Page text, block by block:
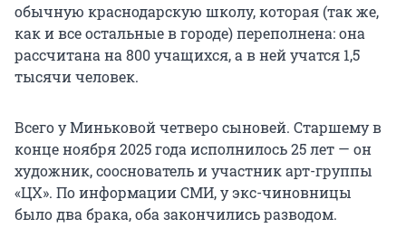
обычную краснодарскую школу, которая (так же,
как и все остальные в городе) переполнена: она
рассчитана на 800 учащихся, а в ней учатся 1,5
тысячи человек.
Всего у Миньковой четверо сыновей. Старшему в
конце ноября 2025 года исполнилось 25 лет — он
художник, сооснователь и участник арт-группы
«ЦХ». По информации СМИ, у экс-чиновницы
было два брака, оба закончились разводом.